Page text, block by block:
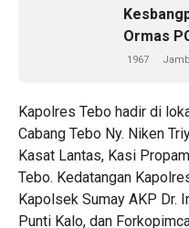
Ormas
1967
Kapolres Tebo hadir di
Cabang Tebo Ny. Niken
Kasat Lantas, Kasi
Tebo. Kedatangan
Kapolsek Sumay AKP Dr.
Punti Kalo, dan